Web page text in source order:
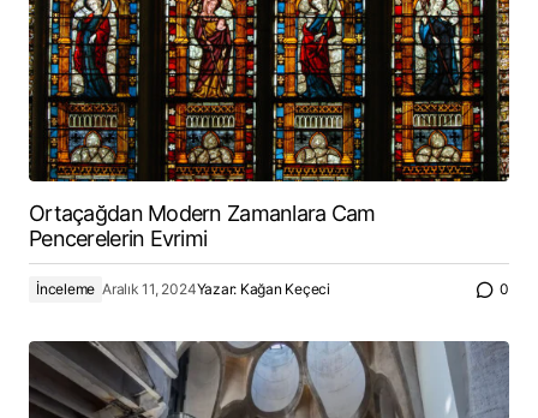
Ortaçağdan Modern Zamanlara Cam
Pencerelerin Evrimi
İnceleme Aralık 11, 2024Yazar: Kağan Keçeci 0